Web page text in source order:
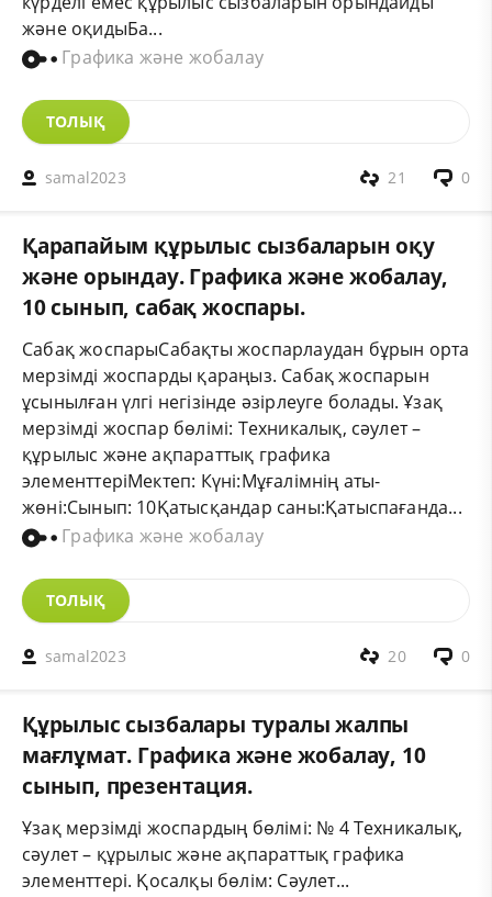
және оқидыБа...
Графика және жобалау
ТОЛЫҚ
samal2023 0
21
Қарапайым құрылыс сызбаларын оқу
және орындау. Графика және жобалау,
10 сынып, сабақ жоспары.
Сабақ жоспарыСабақты жоспарлаудан бұрын орта
мерзімді жоспарды қараңыз. Сабақ жоспарын
ұсынылған үлгі негізінде әзірлеуге болады. Ұзақ
мерзімді жоспар бөлімі: Техникалық, сәулет –
құрылыс және ақпараттық графика
элементтеріМектеп: Күні:Мұғалімнің аты-
жөні:Сынып: 10Қатысқандар саны:Қатыспағанда...
Графика және жобалау
ТОЛЫҚ
samal2023 0
20
Құрылыс сызбалары туралы жалпы
мағлұмат. Графика және жобалау, 10
сынып, презентация.
Ұзақ мерзімді жоспардың бөлімі: № 4 Техникалық,
сәулет – құрылыс және ақпараттық графика
элементтері. Қосалқы бөлім: Сәулет...